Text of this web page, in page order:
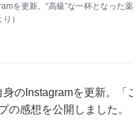
を更新。“高級”な一杯となった
）
のInstagramを更新。
の感想を公開しました。